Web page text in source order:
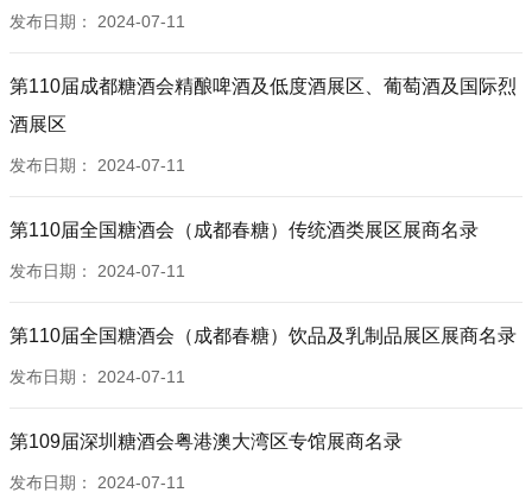
10D051T 湖州浙一家酒业有限公司
10D054T 深圳市华尚酩品国际酒业公司
10D057T 烟台嘉桐酒业有限公司
10D058T 中国进口葡萄酒联盟
10D062T 浙江麦吉翁科技有限公司
10E052T 山东益嘉葡萄酒有限公司
10E060T 深圳前海优意佳国际贸易有限公司
10E067T 义乌市奥拉进出口有限公司
10E068T 黑蚂蚁国际酒业有限公司
12D029T-A 曹县至森工艺品有限公司
12D029T-C,12D030T-A 河南彬东商贸有限公司
12D030T-B 广州大德铭庄贸易发展有限公司
12D032T-A1 宁波雅滋食品有限公司
12D032T-A3 宁波九典供应链管理有限公司
12D032T-B1 睿馨（宁波）国际供应链管理有限公司
12D032T-B3 宁波欧亚利进出口有限公司
12D032T-B4 宁波玖逅供应链有限公司
12D032T-B6 宁波领克国际贸易有限公司
12D041T-A 广州小红马酒业科技股份有限公司
发布日期： 2024-07-11
第110届成都糖酒会精酿啤酒及低度酒展区、葡萄酒及国际烈
酒展区
发布日期： 2024-07-11
第110届全国糖酒会（成都春糖）传统酒类展区展商名录
发布日期： 2024-07-11
第110届全国糖酒会（成都春糖）饮品及乳制品展区展商名录
发布日期： 2024-07-11
第109届深圳糖酒会粤港澳大湾区专馆展商名录
发布日期： 2024-07-11